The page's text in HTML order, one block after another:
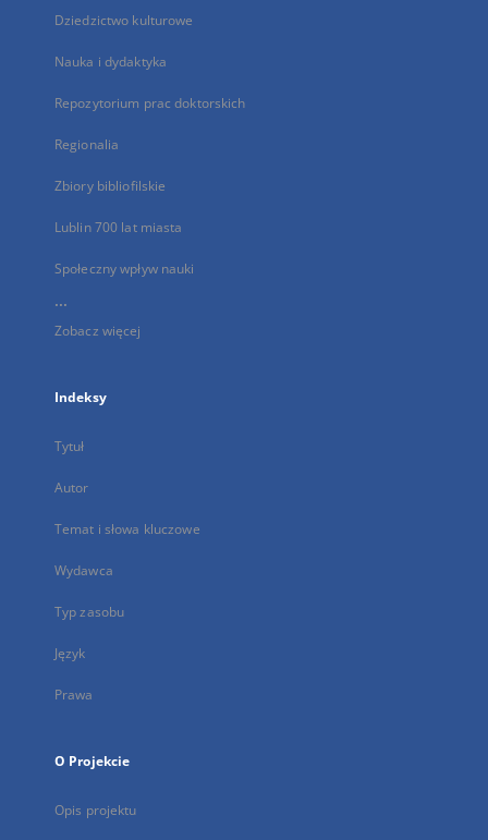
Dziedzictwo kulturowe
Nauka i dydaktyka
Repozytorium prac doktorskich
Regionalia
Zbiory bibliofilskie
Lublin 700 lat miasta
Społeczny wpływ nauki
...
Zobacz więcej
Indeksy
Tytuł
Autor
Temat i słowa kluczowe
Wydawca
Typ zasobu
Język
Prawa
O Projekcie
Opis projektu